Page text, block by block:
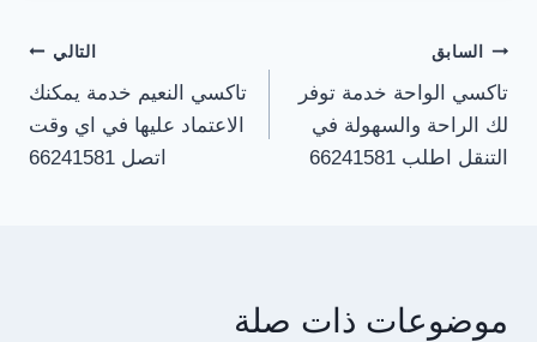
تصفّح
المقالات
السابق
تاكسي الواحة خدمة توفر
لك الراحة والسهولة في
التنقل اطلب 66241581
التالي
تاكسي النعيم خدمة يمكنك
الاعتماد عليها في اي وقت
اتصل 66241581
موضوعات ذات صلة